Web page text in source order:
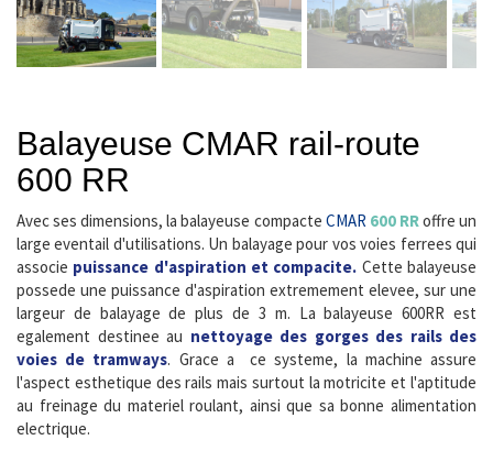
Balayeuse CMAR rail-route
600 RR
Avec ses dimensions, la balayeuse compacte CMAR600 RRoffre un
large eventail d'utilisations. Un balayage pour vos voies ferrees qui
associe puissance d'aspiration et compacite. Cette balayeuse
possede une puissance d'aspiration extremement elevee, sur une
largeur de balayage de plus de 3 m. La balayeuse 600RR est
egalement destinee au nettoyage des gorges des rails des
voies de tramways. Grace a ce systeme, la machine assure
l'aspect esthetique des rails mais surtout la motricite et l'aptitude
au freinage du materiel roulant, ainsi que sa bonne alimentation
electrique.